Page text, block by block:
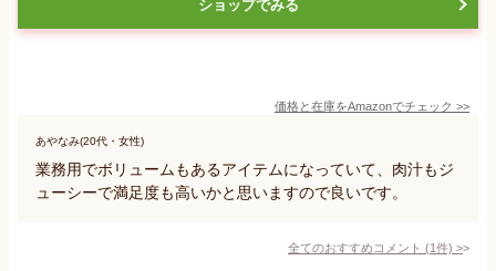
ショップでみる
価格と在庫をAmazonでチェック >>
あやなみ(20代・女性)
業務用でボリュームもあるアイテムになっていて、肉汁もジ
ューシーで満足度も高いかと思いますので良いです。
全てのおすすめコメント (1件) >